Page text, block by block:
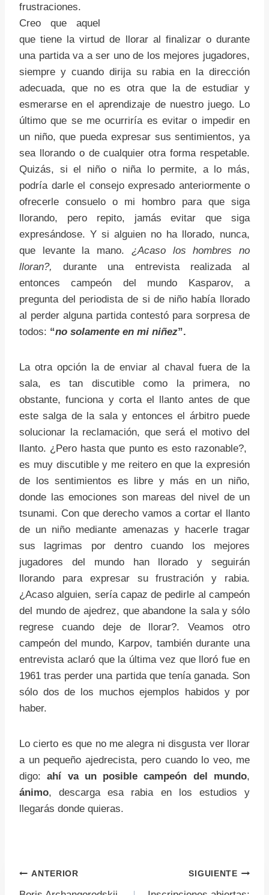
frustraciones.
Creo que aquel
que tiene la virtud de llorar al finalizar o durante
una partida va a ser uno de los mejores jugadores,
siempre y cuando dirija su rabia en la dirección
adecuada, que no es otra que la de estudiar y
esmerarse en el aprendizaje de nuestro juego. Lo
último que se me ocurriría es evitar o impedir en
un niño, que pueda expresar sus sentimientos, ya
sea llorando o de cualquier otra forma respetable.
Quizás, si el niño o niña lo permite, a lo más,
podría darle el consejo expresado anteriormente o
ofrecerle consuelo o mi hombro para que siga
llorando, pero repito, jamás evitar que siga
expresándose. Y si alguien no ha llorado, nunca,
que levante la mano. ¿Acaso los hombres no
lloran?,
durante una entrevista realizada al
entonces campeón del mundo Kasparov, a
pregunta del periodista de si de niño había llorado
al perder alguna partida contestó para sorpresa de
todos: “no solamente en mi niñez”.
La otra opción la de enviar al chaval fuera de la
sala, es tan discutible como la primera, no
obstante, funciona y corta el llanto antes de que
este salga de la sala y entonces el árbitro puede
solucionar la reclamación, que será el motivo del
llanto. ¿Pero hasta que punto es esto razonable?,
es muy discutible y me reitero en que la expresión
de los sentimientos es libre y más en un niño,
donde las emociones son mareas del nivel de un
tsunami. Con que derecho vamos a cortar el llanto
de un niño mediante amenazas y hacerle tragar
sus lagrimas por dentro cuando los mejores
jugadores del mundo han llorado y seguirán
llorando para expresar su frustración y rabia.
¿Acaso alguien, sería capaz de pedirle al campeón
del mundo de ajedrez, que abandone la sala y sólo
regrese cuando deje de llorar?. Veamos otro
campeón del mundo, Karpov, también durante una
entrevista aclaró que la última vez que lloró fue en
1961 tras perder una partida que tenía ganada. Son
sólo dos de los muchos ejemplos habidos y por
haber.
Lo cierto es que no me alegra ni disgusta ver llorar
a un pequeño ajedrecista, pero cuando lo veo, me
digo:ahí va un posible campeón del mundo,
ánimo, descarga esa rabia en los estudios y
llegarás donde quieras.
Navegación
ANTERIOR SIGUIENTE